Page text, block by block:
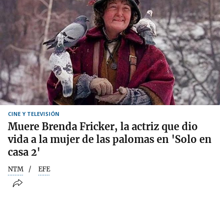
CINE Y TELEVISIÓN
Muere Brenda Fricker, la actriz que dio
vida a la mujer de las palomas en 'Solo en
casa 2'
NTM EFE